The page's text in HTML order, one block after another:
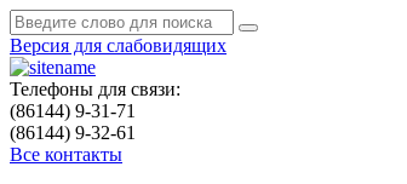
Версия для слабовидящих
Телефоны для связи:
(86144) 9-31-71
(86144) 9-32-61
Все контакты